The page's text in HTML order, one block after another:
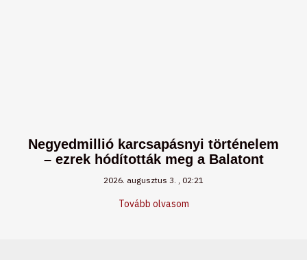
Negyedmillió karcsapásnyi történelem
– ezrek hódították meg a Balatont
2026. augusztus 3. 02:21
Tovább olvasom